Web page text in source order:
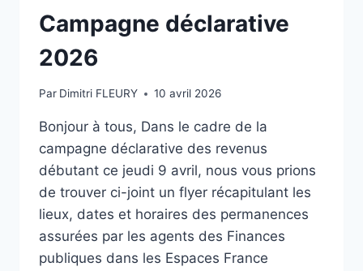
Campagne déclarative
2026
Par Dimitri FLEURY 10 avril 2026
Bonjour à tous, Dans le cadre de la
campagne déclarative des revenus
débutant ce jeudi 9 avril, nous vous prions
de trouver ci-joint un flyer récapitulant les
lieux, dates et horaires des permanences
assurées par les agents des Finances
publiques dans les Espaces France